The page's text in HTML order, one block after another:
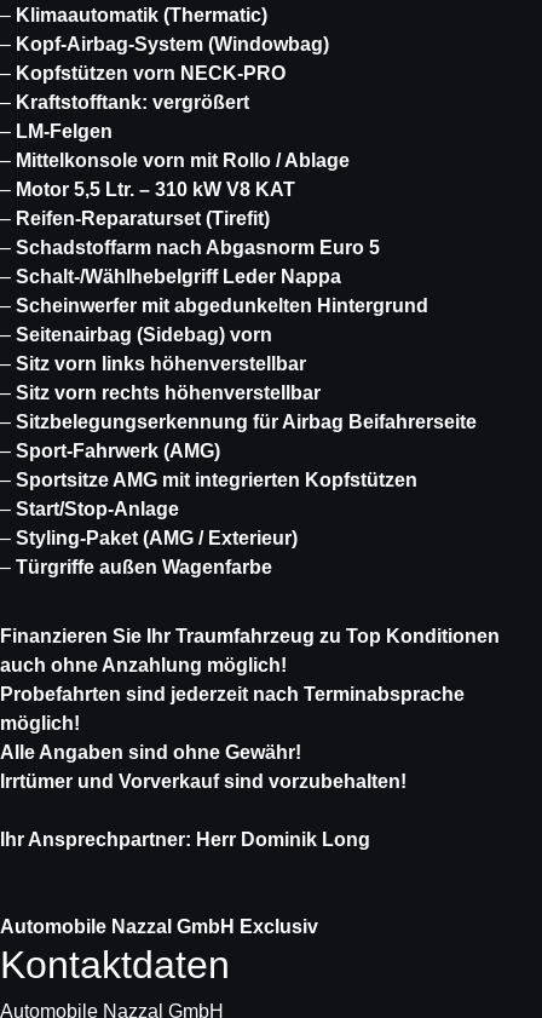
– Klimaautomatik (Thermatic)
– Kopf-Airbag-System (Windowbag)
– Kopfstützen vorn NECK-PRO
– Kraftstofftank: vergrößert
– LM-Felgen
– Mittelkonsole vorn mit Rollo / Ablage
– Motor 5,5 Ltr. – 310 kW V8 KAT
– Reifen-Reparaturset (Tirefit)
– Schadstoffarm nach Abgasnorm Euro 5
– Schalt-/Wählhebelgriff Leder Nappa
– Scheinwerfer mit abgedunkelten Hintergrund
– Seitenairbag (Sidebag) vorn
– Sitz vorn links höhenverstellbar
– Sitz vorn rechts höhenverstellbar
– Sitzbelegungserkennung für Airbag Beifahrerseite
– Sport-Fahrwerk (AMG)
– Sportsitze AMG mit integrierten Kopfstützen
– Start/Stop-Anlage
– Styling-Paket (AMG / Exterieur)
– Türgriffe außen Wagenfarbe
Finanzieren Sie Ihr Traumfahrzeug zu Top Konditionen
auch ohne Anzahlung möglich!
Probefahrten sind jederzeit nach Terminabsprache
möglich!
Alle Angaben sind ohne Gewähr!
Irrtümer und Vorverkauf sind vorzubehalten!
Ihr Ansprechpartner: Herr Dominik Long
Automobile Nazzal GmbH Exclusiv
Kontaktdaten
Automobile Nazzal GmbH